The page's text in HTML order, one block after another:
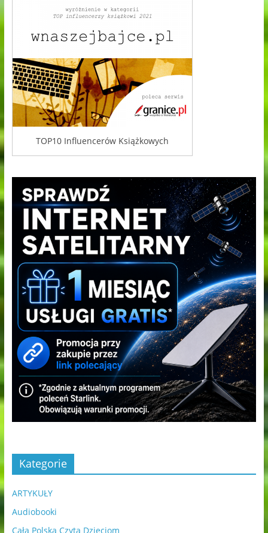
TOP10 Influencerów Książkowych
Kategorie
ARTYKUŁY
Audiobooki
Cała Polska Czyta Dzieciom